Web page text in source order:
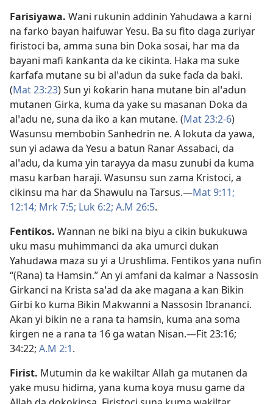
Farisiyawa. Wani rukunin addinin Yahudawa a ƙarni
na farko bayan haifuwar Yesu. Ba su fito daga zuriyar
firistoci ba, amma suna bin Doka sosai, har ma da
bayani mafi ƙanƙanta da ke cikinta. Haka ma suke
ƙarfafa mutane su bi alꞌadun da suke faɗa da baki.
(Mat 23:23) Sun yi ƙoƙarin hana mutane bin alꞌadun
mutanen Girka, kuma da yake su masanan Doka da
alꞌadu ne, suna da iko a kan mutane. (Mat 23:2-6)
Wasunsu membobin Sanhedrin ne. A lokuta da yawa,
sun yi adawa da Yesu a batun Ranar Assabaci, da
alꞌadu, da kuma yin tarayya da masu zunubi da kuma
masu karɓan haraji. Wasunsu sun zama Kristoci, a
cikinsu ma har da Shawulu na Tarsus.​—Mat 9:11;
12:14; Mrk 7:5; Luk 6:2; A.M 26:5.
Fentikos. Wannan ne biki na biyu a cikin bukukuwa
uku masu muhimmanci da aka umurci dukan
Yahudawa maza su yi a Urushlima. Fentikos yana nufin
“(Rana) ta Hamsin.” An yi amfani da kalmar a Nassosin
Girkanci na Krista saꞌad da ake magana a kan Bikin
Girbi ko kuma Bikin Makwanni a Nassosin Ibrananci.
Akan yi bikin ne a rana ta hamsin, kuma ana soma
ƙirgen ne a rana ta 16 ga watan Nisan.​—Fit 23:16;
34:22; A.M 2:1.
Firist. Mutumin da ke wakiltar Allah ga mutanen da
yake musu hidima, yana kuma koya musu game da